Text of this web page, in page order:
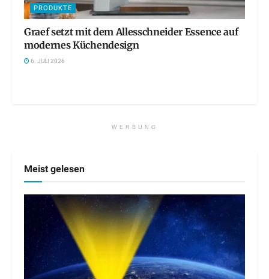
PRODUKTE
Graef setzt mit dem Allesschneider Essence auf
modernes Küchendesign
6. JULI 2026
WERBUNG
Meist gelesen